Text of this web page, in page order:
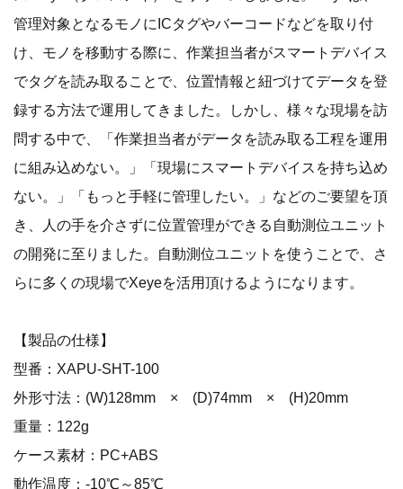
管理対象となるモノにICタグやバーコードなどを取り付
け、モノを移動する際に、作業担当者がスマートデバイス
でタグを読み取ることで、位置情報と紐づけてデータを登
録する方法で運用してきました。しかし、様々な現場を訪
問する中で、「作業担当者がデータを読み取る工程を運用
に組み込めない。」「現場にスマートデバイスを持ち込め
ない。」「もっと手軽に管理したい。」などのご要望を頂
き、人の手を介さずに位置管理ができる自動測位ユニット
の開発に至りました。自動測位ユニットを使うことで、さ
らに多くの現場でXeyeを活用頂けるようになります。
【製品の仕様】
型番：XAPU-SHT-100
外形寸法：(W)128mm × (D)74mm × (H)20mm
重量：122g
ケース素材：PC+ABS
動作温度：-10℃～85℃